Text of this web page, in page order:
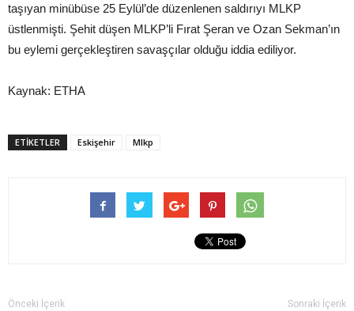
taşıyan minübüse 25 Eylül’de düzenlenen saldırıyı MLKP
üstlenmişti. Şehit düşen MLKP’li Fırat Şeran ve Ozan Sekman’ın
bu eylemi gerçekleştiren savaşçılar olduğu iddia ediliyor.
Kaynak: ETHA
ETIKETLER Eskişehir Mlkp
Önceki İçerik Sonraki İçerik